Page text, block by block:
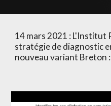
14 mars 2021 : L'Institut
stratégie de diagnostic
nouveau variant Breton :